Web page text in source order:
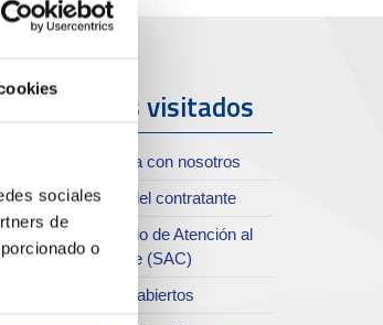
sociales
de
o
Más visitados
Trabaja con nosotros
Perfil del contratante
Servicio de Atención al
Clliente (SAC)
Datos abiertos